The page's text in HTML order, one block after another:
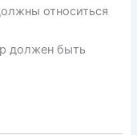
относиться
должен быть